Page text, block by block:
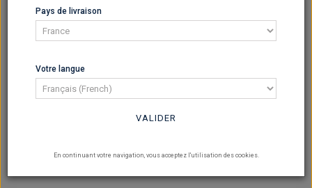
Pays de livraison
Votre langue
VALIDER
En continuant votre navigation, vous acceptez l'utilisation des cookies.